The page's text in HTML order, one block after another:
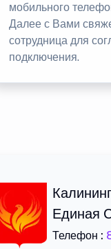
мобильного
Далее с Вами
сотрудница для
подключения.
Единая
Телефон :